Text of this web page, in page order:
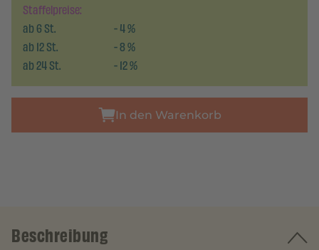
Staffelpreise:
ab6St. -4%
ab12St. -8%
ab24St. -12%
In den Warenkorb
Beschreibung